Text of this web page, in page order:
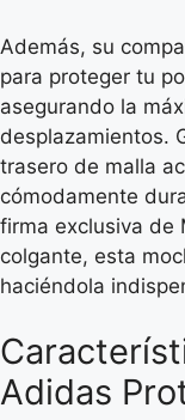
Además, su
para proteger tu
asegurando la
desplazamientos.
trasero de malla
cómodamente
firma exclusiva de
colgante, esta
haciéndola
Adidas